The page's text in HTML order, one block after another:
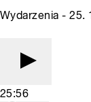
Wydarzenia - 25.
25:56